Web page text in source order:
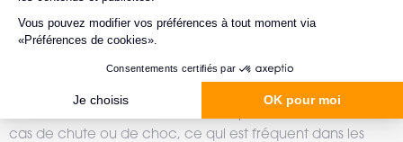
Compatibilité de l'environnement informatique, protection
des données de l'entreprise, performance, résistance,
cas de panne : l'utilisation d'un smartphone privé dans le
cadre d'une activité professionnelle n'est jamais
recommandée. Moins résistants, ils peuvent se casser en
cas de chute ou de choc, ce qui est fréquent dans les